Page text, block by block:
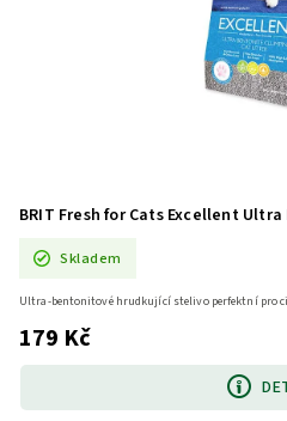
BRIT Fresh for Cats Excellent
Skladem
179 Kč
Ultra-bentonitové hrudkující stelivo perfektní pro